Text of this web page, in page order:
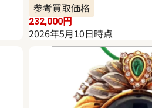
参考買取価格
232,000円
2026年5月10日時点